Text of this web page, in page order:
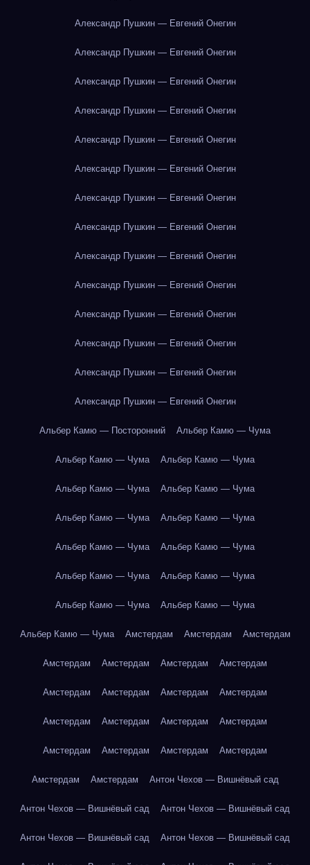
Александр Пушкин — Евгений Онегин
Александр Пушкин — Евгений Онегин
Александр Пушкин — Евгений Онегин
Александр Пушкин — Евгений Онегин
Александр Пушкин — Евгений Онегин
Александр Пушкин — Евгений Онегин
Александр Пушкин — Евгений Онегин
Александр Пушкин — Евгений Онегин
Александр Пушкин — Евгений Онегин
Александр Пушкин — Евгений Онегин
Александр Пушкин — Евгений Онегин
Александр Пушкин — Евгений Онегин
Александр Пушкин — Евгений Онегин
Александр Пушкин — Евгений Онегин
Альбер Камю — Посторонний Альбер Камю — Чума
Альбер Камю — Чума Альбер Камю — Чума
Альбер Камю — Чума Альбер Камю — Чума
Альбер Камю — Чума Альбер Камю — Чума
Альбер Камю — Чума Альбер Камю — Чума
Альбер Камю — Чума Альбер Камю — Чума
Альбер Камю — Чума Альбер Камю — Чума
Альбер Камю — Чума Амстердам Амстердам Амстердам
Амстердам Амстердам Амстердам Амстердам
Амстердам Амстердам Амстердам Амстердам
Амстердам Амстердам Амстердам Амстердам
Амстердам Амстердам Амстердам Амстердам
Амстердам Амстердам Антон Чехов — Вишнёвый сад
Антон Чехов — Вишнёвый сад Антон Чехов — Вишнёвый сад
Антон Чехов — Вишнёвый сад Антон Чехов — Вишнёвый сад